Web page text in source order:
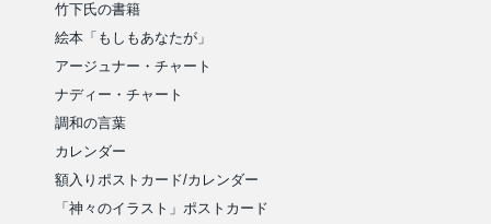
竹下氏の書籍
絵本「もしもあなたが」
アージュナー・チャート
ナディー・チャート
調和の言葉
カレンダー
額入りポストカード/カレンダー
「神々のイラスト」ポストカード